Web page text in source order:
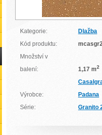
Kategorie:
Dlažba
Kód produktu:
Množství v
balení:
1,17 m2
Výrobce:
Padana
Série:
Granito